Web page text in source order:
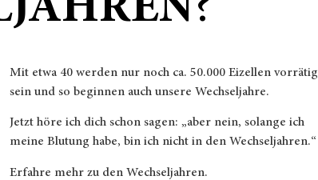
Mit etwa 40 werden nur noch ca. 50.000 Eizellen vorrätig
sein und so beginnen auch unsere Wechseljahre.
Jetzt höre ich dich schon sagen: „aber nein, solange ich
meine Blutung habe, bin ich nicht in den Wechseljahren.“
Erfahre mehr zu den Wechseljahren.